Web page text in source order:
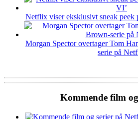
Netflix viser eksklusivt sneak peek
Morgan Spector overtager Tom
serie på
Kommende film